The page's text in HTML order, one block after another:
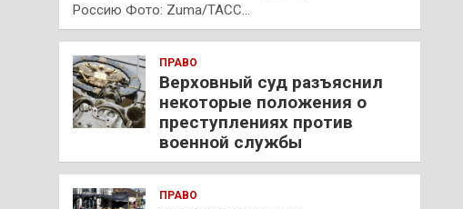
Россию Фото: Zuma/ТАСС…
ПРАВО
Верховный суд разъяснил
некоторые положения о
преступлениях против
военной службы
ПРАВО